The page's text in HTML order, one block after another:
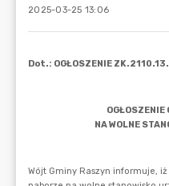
2025-03-25 13:06